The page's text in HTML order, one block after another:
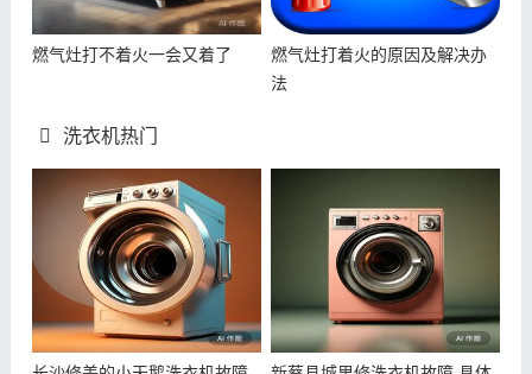
燃气灶打不着火一会又着了
燃气灶打着火的原因及解决办
法
洗衣机热门